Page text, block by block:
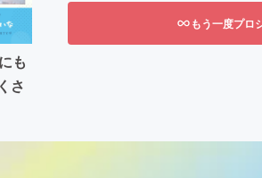
も
さ
もう一度プロ